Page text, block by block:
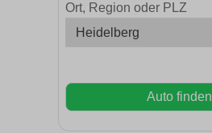
Ort, Region oder PLZ
Auto finden